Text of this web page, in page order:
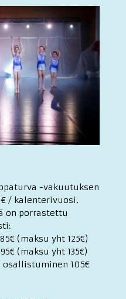
-vakuutuksen
/ kalenterivuosi.
on porrastettu
(maksu yht 125€)
(maksu yht 135€)
105€